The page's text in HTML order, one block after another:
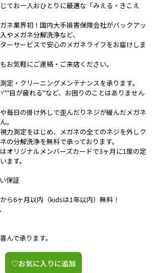
てお一人おひとりに最適な「みえる・きこえ
ネ業界初！国内大手損害保険会社がバックアッ
やメガネ分解洗浄など、
ーサービスで安心のメガネライフをお届けしま
お気軽にご連絡・ご来店ください。
定・クリーニングメンテナンスを承ります。
""目が疲れる"など、お困りのことはありません
毎日の掛け外しで歪んだりネジが緩んだメガネ
。
力測定をはじめ、メガネの全てのネジを外しク
の分解洗浄を無料で承っております。
オリジナルメンバーズカードで3ヶ月に1度の定
ます。
保証
ら6ヶ月以内（kidsは1年以内）無料！
んで承ります。
♡お気に入りに追加